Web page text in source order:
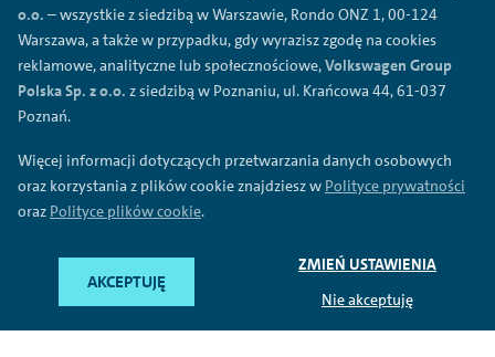
Przetwarzanie danych
Mapa serwisu
Formularz reklamacyjny
Pod nazwa Volkswagen Financial Services oferowane sa usługi
bankowe (przez Volkswagen Bank GmbH Sp. z o.o. Oddzial w
Polsce), usługi leasingowe i mobilnosc (przez Volkswagen
ubezpieczeniowe (przez Volkswagen Serwis Ubezpieczeniowy
Sp. z o.o. jako agenta ubezpieczeniowego).
o.o. – wszystkie z siedzibą w Warszawie, Rondo ONZ 1, 00-124
Warszawa, a także w przypadku, gdy wyrazisz zgodę na cookies
reklamowe, analityczne lub społecznościowe,Volkswagen Group
Polska Sp. z o.o. z siedzibą w Poznaniu, ul. Krańcowa 44, 61-037
Poznań.
Więcej informacji dotyczących przetwarzania danych osobowych
oraz korzystania z plików cookie znajdziesz w Polityce prywatności
oraz Polityce plików cookie.
AKCEPTUJĘ
ZMIEŃ USTAWIENIA
Nie akceptuję